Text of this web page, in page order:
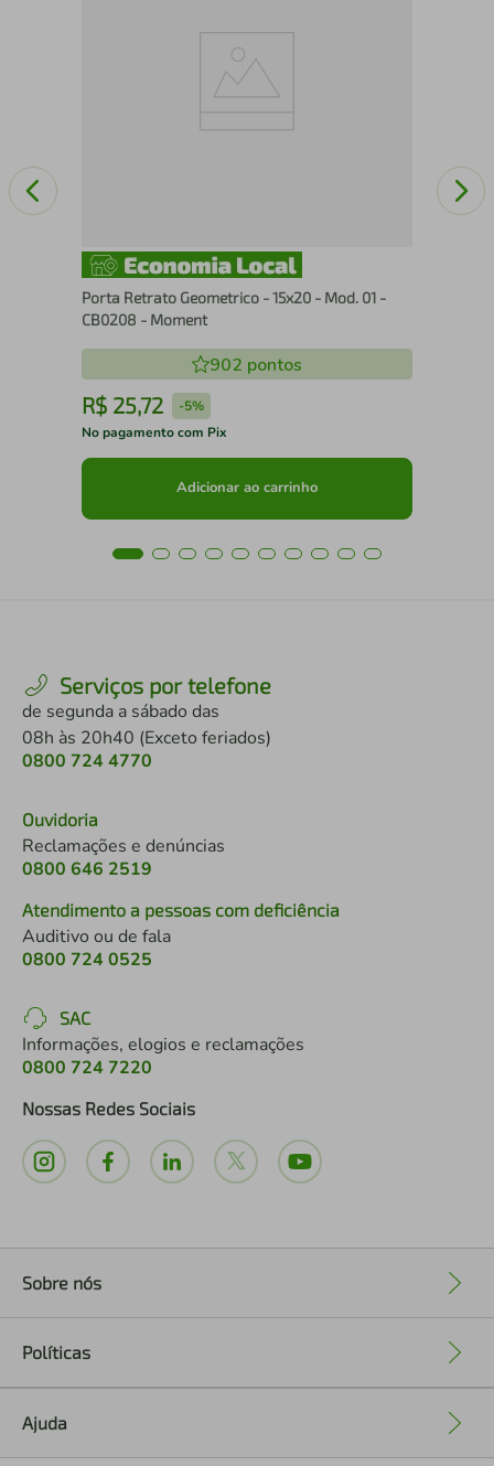
Porta Retrato Geometrico - 15x20 - Mod. 01 -
CB0208 - Moment
902 pontos
R$ 25,72 -5%
No pagamento com Pix
Adicionar ao carrinho
Serviços por telefone
de segunda a sábado das
08h às 20h40 (Exceto feriados)
0800 724 4770
Ouvidoria
Reclamações e denúncias
0800 646 2519
Atendimento a pessoas com deficiência
Auditivo ou de fala
0800 724 0525
SAC
Informações, elogios e reclamações
0800 724 7220
Nossas Redes Sociais
Sobre nós
Políticas
Ajuda